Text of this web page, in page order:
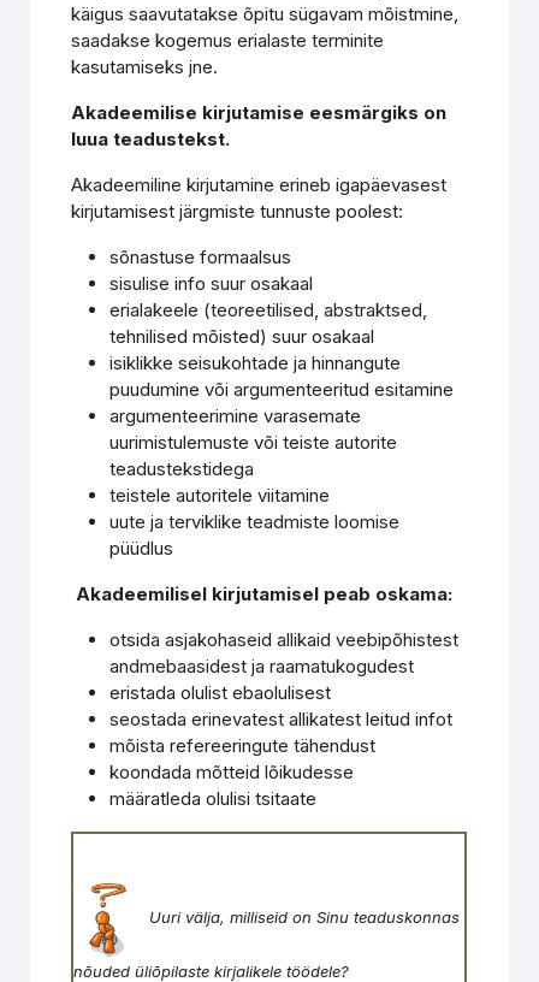
käigus saavutatakse õpitu sügavam mõistmine,
saadakse kogemus erialaste terminite
kasutamiseks jne.
Akadeemilise kirjutamise eesmärgiks on
luua teadustekst.
Akadeemiline kirjutamine erineb igapäevasest
kirjutamisest järgmiste tunnuste poolest:
sõnastuse formaalsus
sisulise info suur osakaal
erialakeele (teoreetilised, abstraktsed,
tehnilised mõisted) suur osakaal
isiklikke seisukohtade ja hinnangute
puudumine või argumenteeritud esitamine
argumenteerimine varasemate
uurimistulemuste või teiste autorite
teadustekstidega
teistele autoritele viitamine
uute ja terviklike teadmiste loomise
püüdlus
Akadeemilisel kirjutamisel peab oskama:
otsida asjakohaseid allikaid veebipõhistest
andmebaasidest ja raamatukogudest
eristada olulist ebaolulisest
seostada erinevatest allikatest leitud infot
mõista refereeringute tähendust
koondada mõtteid lõikudesse
määratleda olulisi tsitaate
Uuri välja, milliseid on Sinu teaduskonnas
nõuded üliõpilaste kirjalikele töödele?